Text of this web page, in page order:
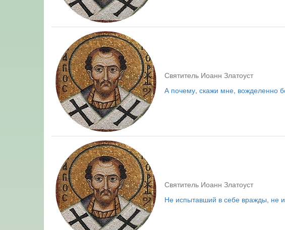
Святитель Иоанн Златоуст
А почему, скажи мне, вожделенно
Святитель Иоанн Златоуст
Не испытавший в себе вражды, не